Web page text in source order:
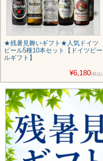
★残暑見舞いギフト★人気ドイツ
ビール5種10本セット【ドイツビー
ルギフト】
¥6,180(税込)